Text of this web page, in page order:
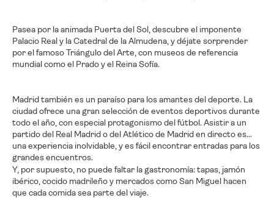
Pasea por la animada Puerta del Sol, descubre el imponente
Palacio Real y la Catedral de la Almudena, y déjate sorprender
por el famoso Triángulo del Arte, con museos de referencia
mundial como el Prado y el Reina Sofía.
Madrid también es un paraíso para los amantes del deporte. La
ciudad ofrece una gran selección de eventos deportivos durante
todo el año, con especial protagonismo del fútbol. Asistir a un
partido del Real Madrid o del Atlético de Madrid en directo es
una experiencia inolvidable, y es fácil encontrar entradas para los
grandes encuentros.
Y, por supuesto, no puede faltar la gastronomía: tapas, jamón
ibérico, cocido madrileño y mercados como San Miguel hacen
que cada comida sea parte del viaje.